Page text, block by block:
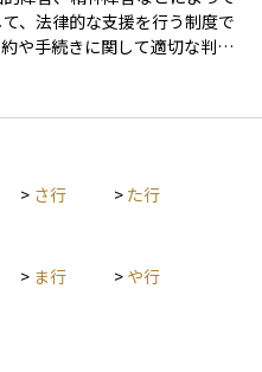
、法律的な支援を行う制度で
や手続きに関して適切な判断
の類型に分かれており、本人の
ます。成年後見制度は、高齢
ています。
> さ行 > た行
> ま行 > や行